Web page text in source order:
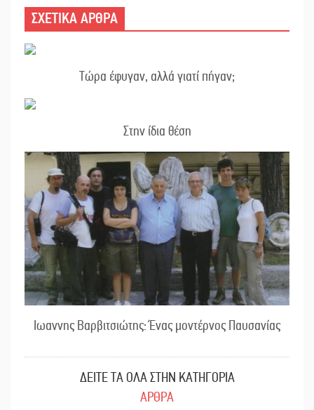
ΣΧΕΤΙΚΑ ΑΡΘΡΑ
Τώρα έφυγαν, αλλά γιατί πήγαν;
Στην ίδια θέση
Ιωαννης Βαρβιτσιώτης: Ένας μοντέρνος Παυσανίας
ΔΕΙΤΕ ΤΑ ΟΛΑ ΣΤΗΝ ΚΑΤΗΓΟΡΙΑ
ΑΡΘΡΑ